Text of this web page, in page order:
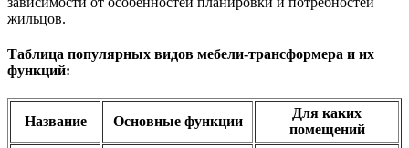
жильцов.
Таблица популярных видов мебели-трансформера и их
функций:
Название Основные функции
Для каких
помещений